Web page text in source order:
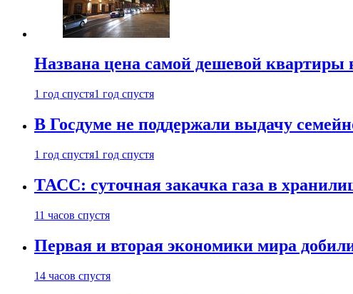
Названа цена самой дешевой
1 год спустя1 год спустя
В Госдуме не поддержали выдачу
1 год спустя1 год спустя
ТАСС: суточная закачка газа в
11 часов спустя
Первая и вторая экономики мира
14 часов спустя